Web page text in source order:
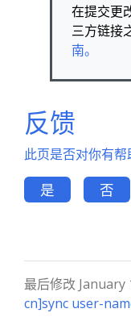
在提交更
三方链接
南。
反馈
此页是否对你有帮
是 否
最后修改 January
cn]sync user-